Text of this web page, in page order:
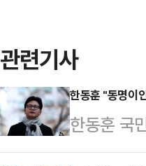
관련기사
한동훈 "동명이
한동훈 국
당 윤리위